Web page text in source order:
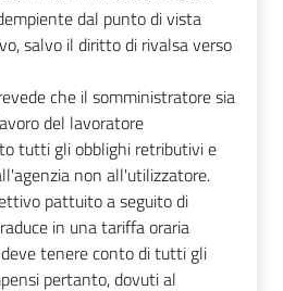
dal punto di vista
salvo il diritto di rivalsa verso
che il somministratore sia
del lavoratore
tutti gli obblighi retributivi e
non all'utilizzatore.
pattuito a seguito di
in una tariffa oraria
tenere conto di tutti gli
pertanto, dovuti al